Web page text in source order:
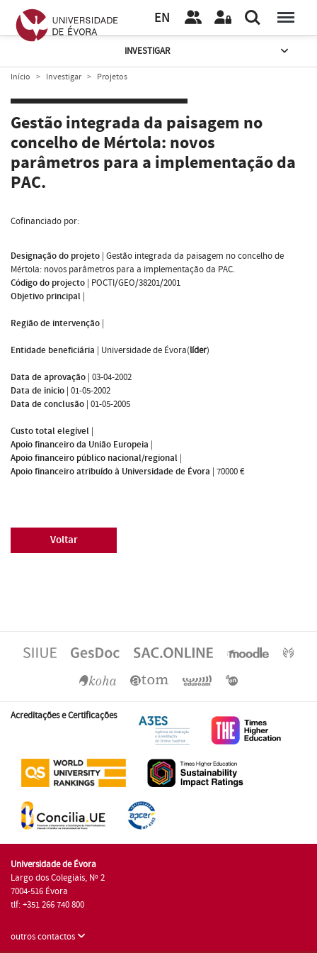
EN
INVESTIGAR
Início Investigar Projetos
Gestão integrada da paisagem no
concelho de Mértola: novos
parâmetros para a implementação da
PAC.
Cofinanciado por:
Designação do projeto | Gestão integrada da paisagem no concelho de
Mértola: novos parâmetros para a implementação da PAC.
Código do projecto | POCTI/GEO/38201/2001
Objetivo principal |
Região de intervenção |
Entidade beneficiária | Universidade de Évora(líder)
Data de aprovação | 03-04-2002
Data de inicio | 01-05-2002
Data de conclusão | 01-05-2005
Custo total elegível |
Apoio financeiro da União Europeia |
Apoio financeiro público nacional/regional |
Apoio financeiro atribuído à Universidade de Évora | 70000 €
Voltar
Acreditações e Certificações
Universidade de Évora
Largo dos Colegiais, Nº 2
7004-516 Évora
tlf: +351 266 740 800
outros contactos